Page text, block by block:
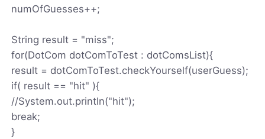
numOfGuesses++;
String result = "miss";
for(DotCom dotComToTest : dotComsList){
result = dotComToTest.checkYourself(userGuess);
if( result == "hit" ){
//System.out.println("hit");
break;
}